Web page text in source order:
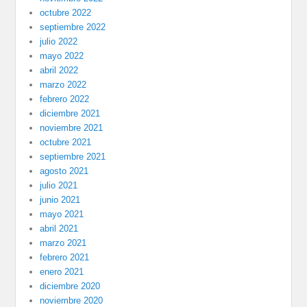
octubre 2022
septiembre 2022
julio 2022
mayo 2022
abril 2022
marzo 2022
febrero 2022
diciembre 2021
noviembre 2021
octubre 2021
septiembre 2021
agosto 2021
julio 2021
junio 2021
mayo 2021
abril 2021
marzo 2021
febrero 2021
enero 2021
diciembre 2020
noviembre 2020